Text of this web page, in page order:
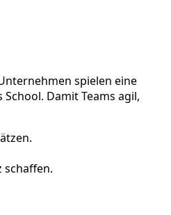
spielen eine
Damit Teams agil,
schaffen.